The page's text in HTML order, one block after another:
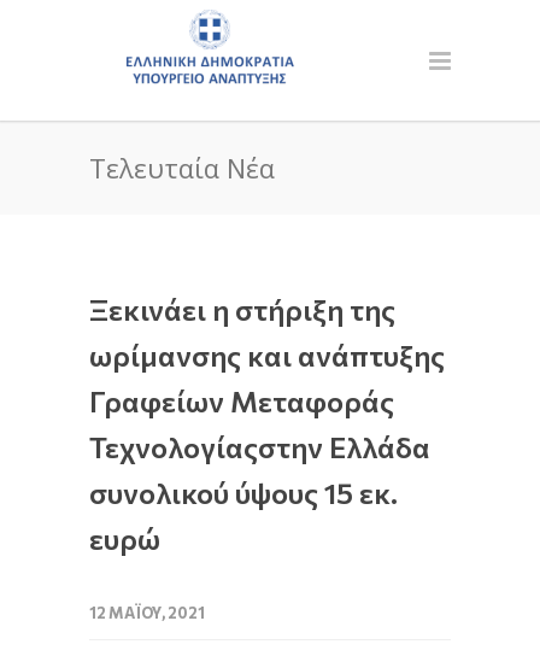
Τελευταία Νέα
Ξεκινάει η στήριξη της
ωρίμανσης και ανάπτυξης
Γραφείων Μεταφοράς
Τεχνολογίαςστην Ελλάδα
συνολικού ύψους 15 εκ.
ευρώ
12 ΜΑΪ́ΟΥ, 2021